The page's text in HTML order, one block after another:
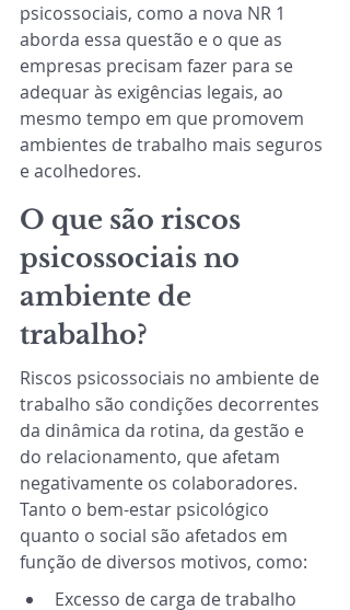
psicossociais, como a nova NR 1
aborda essa questão e o que as
empresas precisam fazer para se
adequar às exigências legais, ao
mesmo tempo em que promovem
ambientes de trabalho mais seguros
e acolhedores.
O que são riscos
psicossociais no
ambiente de
trabalho?
Riscos psicossociais no ambiente de
trabalho são condições decorrentes
da dinâmica da rotina, da gestão e
do relacionamento, que afetam
negativamente os colaboradores.
Tanto o bem-estar psicológico
quanto o social são afetados em
função de diversos motivos, como:
Excesso de carga de trabalho